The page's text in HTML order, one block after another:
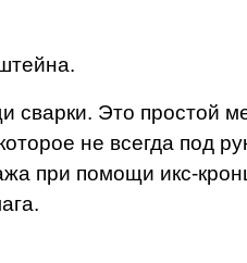
сварки. Это простой
не всегда под
при помощи икс-